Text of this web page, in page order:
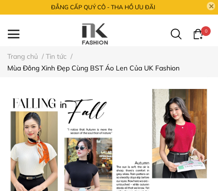
ĐẲNG CẤP QUÝ CÔ - THA HỒ ƯU ĐÃI
0
Trang chủ / Tin tức /
Mùa Đông Xinh Đẹp Cùng BST Áo Len Của UK Fashion